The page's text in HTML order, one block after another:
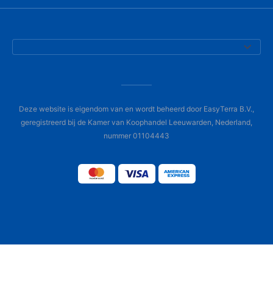
Deze website is eigendom van en wordt beheerd door EasyTerra B.V.,
geregistreerd bij de Kamer van Koophandel Leeuwarden, Nederland,
nummer 01104443